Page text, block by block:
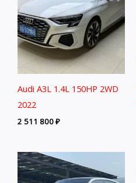
Audi A3L 1.4L 150HP 2WD
2022
2 511 800₽